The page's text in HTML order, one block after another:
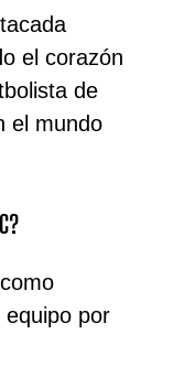
el corazón
de
el mundo
equipo por